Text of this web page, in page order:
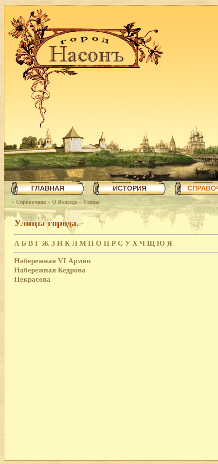
ГЛАВНАЯ ИСТОРИЯ
» Справочник » О Вологде » Улицы
Улицы города.
А Б В Г Ж З И К Л М Н О П Р С У Х Ч Щ Ю Я
Набережная VI Армии
Набережная Кедрова
Некрасова